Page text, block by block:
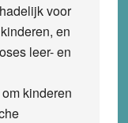
voor
en
leer- en
kinderen